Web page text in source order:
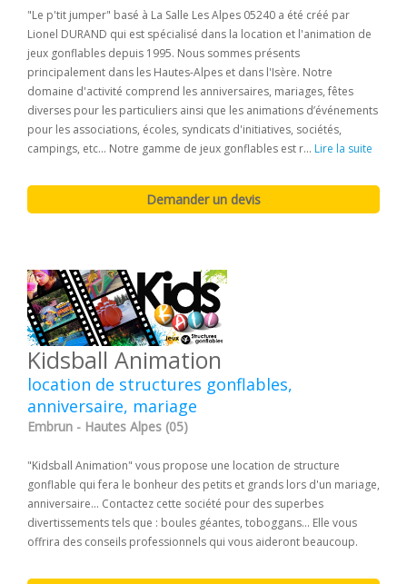
"Le p'tit jumper" basé à La Salle Les Alpes 05240 a été créé par
Lionel DURAND qui est spécialisé dans la location et l'animation de
jeux gonflables depuis 1995. Nous sommes présents
principalement dans les Hautes-Alpes et dans l'Isère. Notre
domaine d'activité comprend les anniversaires, mariages, fêtes
diverses pour les particuliers ainsi que les animations d’événements
pour les associations, écoles, syndicats d'initiatives, sociétés,
campings, etc... Notre gamme de jeux gonflables est r... Lire la suite
Kidsball Animation
location de structures gonflables,
anniversaire, mariage
Embrun - Hautes Alpes (05)
"Kidsball Animation" vous propose une location de structure
gonflable qui fera le bonheur des petits et grands lors d'un mariage,
anniversaire... Contactez cette société pour des superbes
divertissements tels que : boules géantes, toboggans... Elle vous
offrira des conseils professionnels qui vous aideront beaucoup.